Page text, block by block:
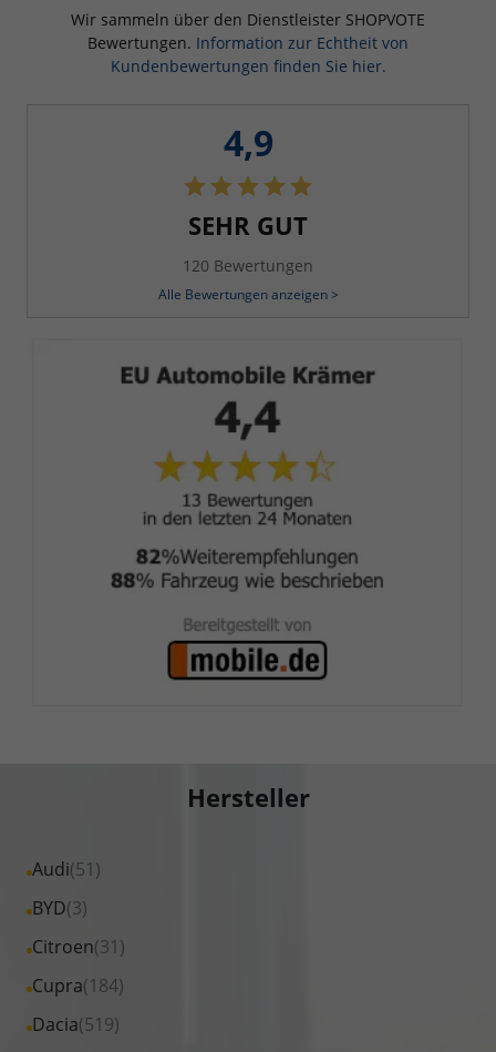
Wir sammeln über den Dienstleister SHOPVOTE
Bewertungen. Information zur Echtheit von
Kundenbewertungen finden Sie hier.
4,9
SEHR GUT
120 Bewertungen
Alle Bewertungen anzeigen >
Hersteller
Audi(51)
Alle
Fahrzeuge
Audi
anzeigen
BYD(3)
Alle
Fahrzeuge
BYD
anzeigen
Citroen(31)
Alle
Fahrzeuge
Citroen
Cupra(184)
Alle
Fahrzeuge
Dacia(519)
Alle